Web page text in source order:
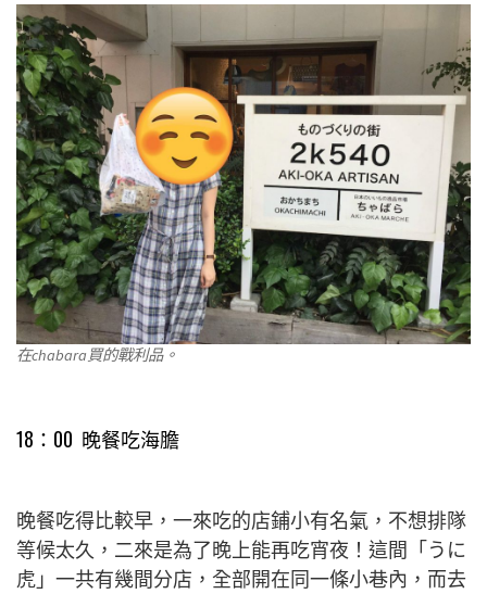
在chabara買的戰利品。
18：00 晚餐吃海膽
晚餐吃得比較早，一來吃的店鋪小有名氣，不想排隊
等候太久，二來是為了晚上能再吃宵夜！這間「うに
虎」一共有幾間分店，全部開在同一條小巷內，而去